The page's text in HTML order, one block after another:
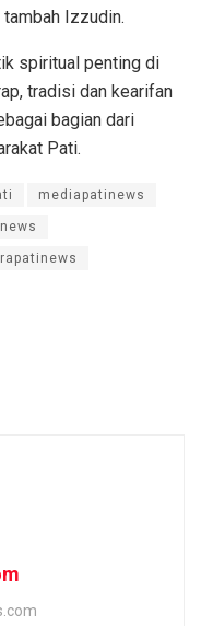
tambah Izzudin.
spiritual penting di
tradisi dan kearifan
bagian dari
Pati.
mediapatinews